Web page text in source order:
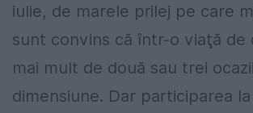
iulie, de marele prilej pe care
sunt convins că într-o viaţă de
mai mult de două sau trei
dimensiune. Dar participarea